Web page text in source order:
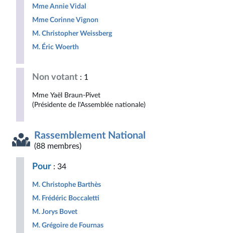
Mme Annie Vidal
Mme Corinne Vignon
M. Christopher Weissberg
M. Éric Woerth
Non votant : 1
Mme Yaël Braun-Pivet
(Présidente de l'Assemblée nationale)
Rassemblement National
(88 membres)
Pour : 34
M. Christophe Barthès
M. Frédéric Boccaletti
M. Jorys Bovet
M. Grégoire de Fournas